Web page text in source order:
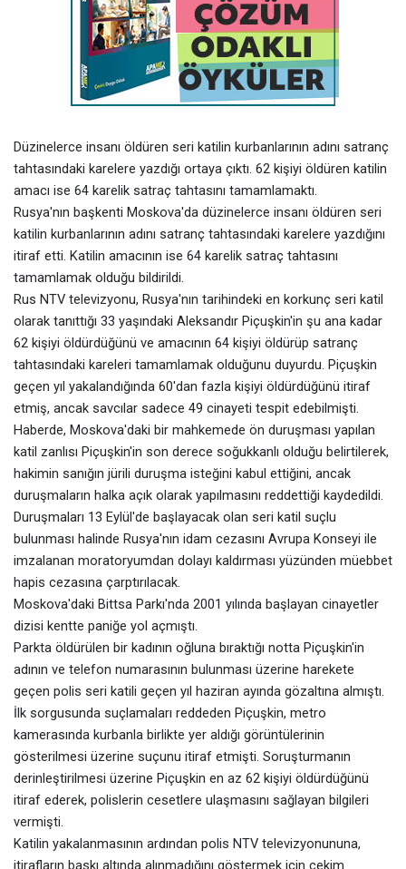
Düzinelerce insanı öldüren seri katilin kurbanlarının adını satranç
tahtasındaki karelere yazdığı ortaya çıktı. 62 kişiyi öldüren katilin
amacı ise 64 karelik satraç tahtasını tamamlamaktı.
Rusya'nın başkenti Moskova'da düzinelerce insanı öldüren seri
katilin kurbanlarının adını satranç tahtasındaki karelere yazdığını
itiraf etti. Katilin amacının ise 64 karelik satraç tahtasını
tamamlamak olduğu bildirildi.
Rus NTV televizyonu, Rusya'nın tarihindeki en korkunç seri katil
olarak tanıttığı 33 yaşındaki Aleksandır Piçuşkin'in şu ana kadar
62 kişiyi öldürdüğünü ve amacının 64 kişiyi öldürüp satranç
tahtasındaki kareleri tamamlamak olduğunu duyurdu. Piçuşkin
geçen yıl yakalandığında 60'dan fazla kişiyi öldürdüğünü itiraf
etmiş, ancak savcılar sadece 49 cinayeti tespit edebilmişti.
Haberde, Moskova'daki bir mahkemede ön duruşması yapılan
katil zanlısı Piçuşkin'in son derece soğukkanlı olduğu belirtilerek,
hakimin sanığın jürili duruşma isteğini kabul ettiğini, ancak
duruşmaların halka açık olarak yapılmasını reddettiği kaydedildi.
Duruşmaları 13 Eylül'de başlayacak olan seri katil suçlu
bulunması halinde Rusya'nın idam cezasını Avrupa Konseyi ile
imzalanan moratoryumdan dolayı kaldırması yüzünden müebbet
hapis cezasına çarptırılacak.
Moskova'daki Bittsa Parkı'nda 2001 yılında başlayan cinayetler
dizisi kentte paniğe yol açmıştı.
Parkta öldürülen bir kadının oğluna bıraktığı notta Piçuşkin'in
adının ve telefon numarasının bulunması üzerine harekete
geçen polis seri katili geçen yıl haziran ayında gözaltına almıştı.
İlk sorgusunda suçlamaları reddeden Piçuşkin, metro
kamerasında kurbanla birlikte yer aldığı görüntülerinin
gösterilmesi üzerine suçunu itiraf etmişti. Soruşturmanın
derinleştirilmesi üzerine Piçuşkin en az 62 kişiyi öldürdüğünü
itiraf ederek, polislerin cesetlere ulaşmasını sağlayan bilgileri
vermişti.
Katilin yakalanmasının ardından polis NTV televizyonununa,
itirafların baskı altında alınmadığını göstermek için çekim